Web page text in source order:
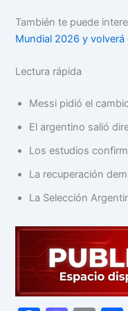
También te puede
Mundial 2026 y volverá
Lectura rápida
Messi pidió el
El argentino salió
Los estudios
La recuperación
La Selección